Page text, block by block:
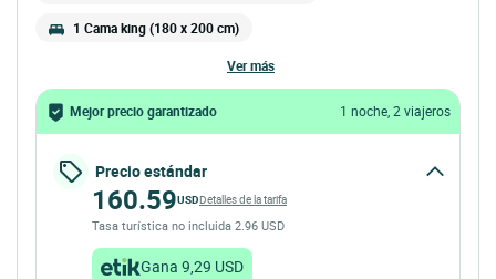
1 Cama king (180 x 200 cm)
ver más
Mejor precio garantizado 1 noche, 2 viajeros
Precio estándar
160.59USDDetalles de la tarifa
Tasa turística no incluida 2.96 USD
Gana 9,29 USD